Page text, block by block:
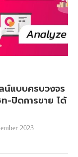
น์แบบครบวงจร
-ปิดการขาย ได้
2023